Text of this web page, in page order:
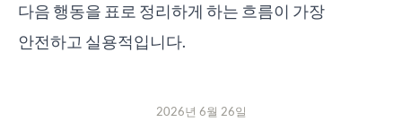
다음 행동을 표로 정리하게 하는 흐름이 가장
안전하고 실용적입니다.
2026년 6월 26일